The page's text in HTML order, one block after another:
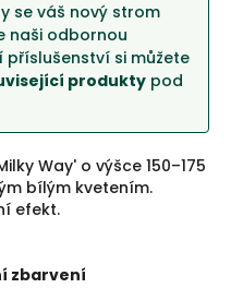
se váš nový strom
naši odbornou
příslušenství si můžete
produkty pod
Way' o výšce 150–175
bílým kvetením.
efekt.
zbarvení